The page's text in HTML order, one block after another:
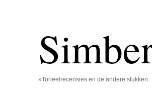
»Toneelrecensies en de andere stukken